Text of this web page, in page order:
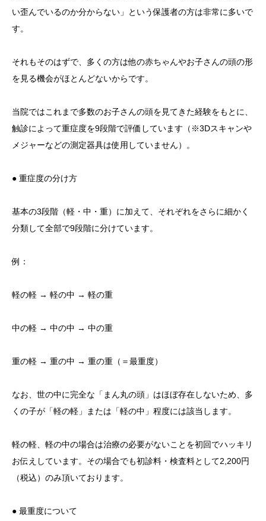
い歪んでいるのか分からない」という保護者の方は非常に多いで
す。
それもそのはずで、多くの方は他の赤ちゃんやお子さんの頭の形
を見る機会がほとんどないからです。
当院ではこれまで多数のお子さんの頭を見てきた経験をもとに、
触診によって重症度を9段階で評価しています（※3Dスキャンや
メジャーなどの測定器具は使用していません）。
● 重症度の分け方
基本の3段階（軽・中・重）に加えて、それぞれをさらに細かく
分類して全部で9段階に分けています。
例：
軽の軽 → 軽の中 → 軽の重
中の軽 → 中の中 → 中の重
重の軽 → 重の中 → 重の重（＝最重度）
なお、世の中に完全な「まん丸の頭」はほぼ存在しないため、多
くの子が「軽の軽」または「軽の中」程度には該当します。
軽の軽、軽の中の場合は治療の必要がないことを初回でハッキリ
お伝えしています。その場合でも初診料・検査料として2,200円
（税込）のみ頂いております。
● 最重度について